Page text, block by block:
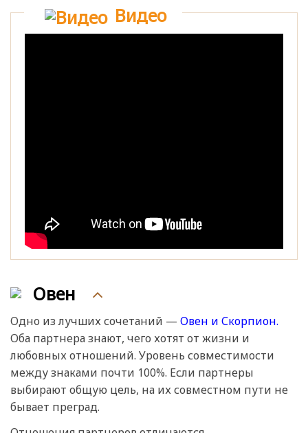
Видео
Овен
Одно из лучших сочетаний — Овен и Скорпион.
Оба партнера знают, чего хотят от жизни и
любовных отношений. Уровень совместимости
между знаками почти 100%. Если партнеры
выбирают общую цель, на их совместном пути не
бывает преград.